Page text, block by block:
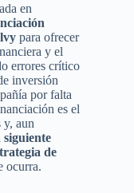
en
para ofrecer
y el
errores crítico
inversión
por falta
es el
y, aun
de
ocurra.